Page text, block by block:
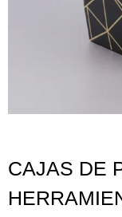
CAJAS DE